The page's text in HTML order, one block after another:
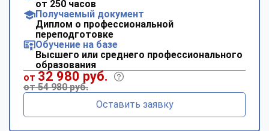
от 250 часов
Получаемый документ
Диплом о профессиональной
переподготовке
Обучение на базе
Высшего или среднего профессионального
образования
от 32 980 руб.
от 54 980 руб.
Оставить заявку